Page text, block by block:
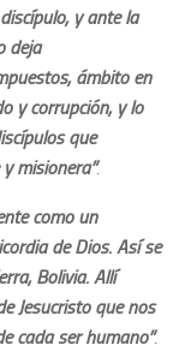
y ante la
deja
ámbito en
y corrupción, y lo
que
misionera”.
como un
de Dios. Así se
Bolivia. Allí
Jesucristo que nos
cada ser humano”.